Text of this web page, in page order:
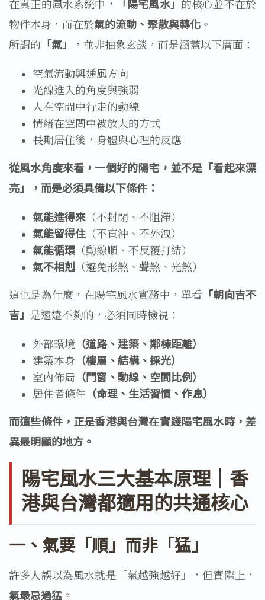
在真正的風水系統中， 「陽宅風水」 的核心並不在於
物件本身，而在於氣的流動、聚散與轉化 。
所謂的 「氣」
，並非抽象玄談，而是涵蓋以下層面：
空氣流動與通風方向
光線進入的角度與強弱
人在空間中行走的動線
情緒在空間中被放大的方式
長期居住後，身體與心理的反應
從風水角度來看，一個好的陽宅，並不是「看起來漂
亮」，而是必須具備以下條件：
氣能進得來 （不封閉、不阻滯）
氣能留得住 （不直沖、不外洩）
氣能循環 （動線順、不反覆打結）
氣不相剋（避免形煞、聲煞、光煞）
這也是為什麼，在陽宅風水實務中，單看 「朝向吉不
吉」 是遠遠不夠的，必須同時檢視：
外部環境 （道路、建築、鄰棟距離）
建築本身 （樓層、結構、採光）
室內佈局 （門窗、動線、空間比例）
居住者條件 （命理、生活習慣、作息）
而這些條件，正是香港與台灣在實踐陽宅風水時，差
異最明顯的地方。
陽宅風水三大基本原理｜香
港與台灣都適用的共通核心
一、氣要「順」而非「猛」
許多人誤以為風水就是「氣越強越好」，但實際上，
氣最忌過猛 。